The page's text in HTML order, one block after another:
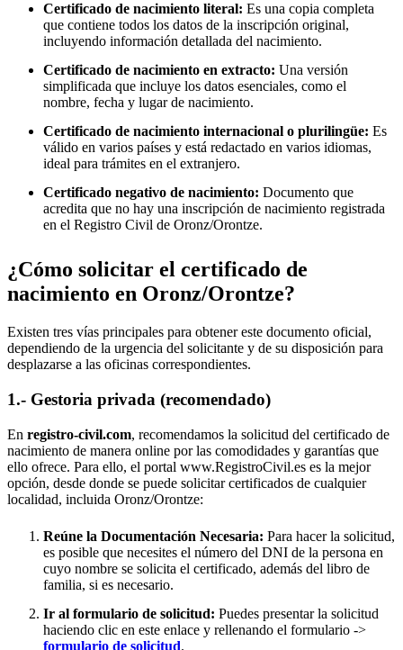
Certificado de nacimiento literal: Es una copia completa
que contiene todos los datos de la inscripción original,
incluyendo información detallada del nacimiento.
Certificado de nacimiento en extracto: Una versión
simplificada que incluye los datos esenciales, como el
nombre, fecha y lugar de nacimiento.
Certificado de nacimiento internacional o plurilingüe: Es
válido en varios países y está redactado en varios idiomas,
ideal para trámites en el extranjero.
Certificado negativo de nacimiento: Documento que
acredita que no hay una inscripción de nacimiento registrada
en el Registro Civil de Oronz/Orontze.
¿Cómo solicitar el certificado de
nacimiento en Oronz/Orontze?
Existen tres vías principales para obtener este documento oficial,
dependiendo de la urgencia del solicitante y de su disposición para
desplazarse a las oficinas correspondientes.
1.- Gestoria privada (recomendado)
En registro-civil.com, recomendamos la solicitud del certificado de
nacimiento de manera online por las comodidades y garantías que
ello ofrece. Para ello, el portal www.RegistroCivil.es es la mejor
opción, desde donde se puede solicitar certificados de cualquier
localidad, incluida Oronz/Orontze:
Reúne la Documentación Necesaria: Para hacer la solicitud,
es posible que necesites el número del DNI de la persona en
cuyo nombre se solicita el certificado, además del libro de
familia, si es necesario.
Ir al formulario de solicitud: Puedes presentar la solicitud
haciendo clic en este enlace y rellenando el formulario ->
formulario de solicitud.